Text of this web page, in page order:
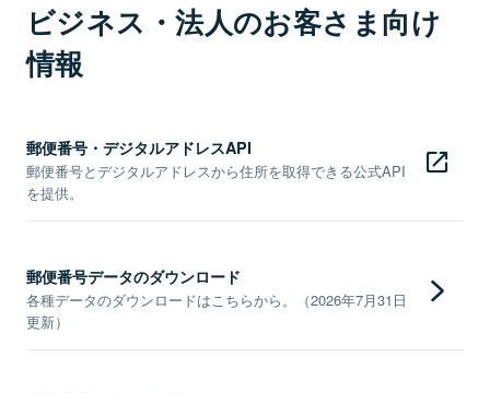
ビジネス・法人のお客さま向け
情報
郵便番号・デジタルアドレスAPI
郵便番号とデジタルアドレスから住所を取得できる公式API
を提供。
郵便番号データのダウンロード
各種データのダウンロードはこちらから。（2026年7月31日
更新）